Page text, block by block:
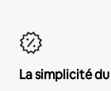
La simplicité